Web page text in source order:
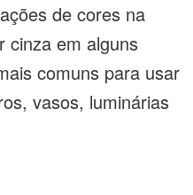
de cores na
cinza em alguns
comuns para usar
vasos, luminárias